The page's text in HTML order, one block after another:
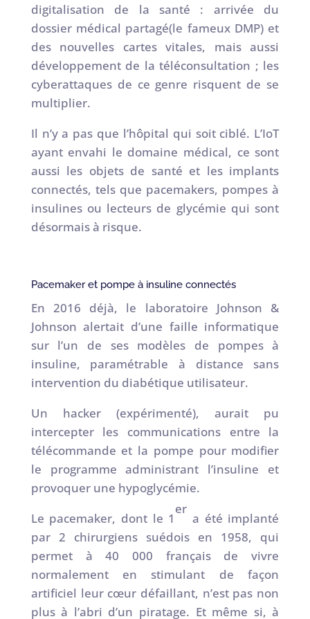
digitalisation de la santé : arrivée du
dossier médical partagé(le fameux DMP) et
des nouvelles cartes vitales, mais aussi
développement de la téléconsultation ; les
cyberattaques de ce genre risquent de se
multiplier.
Il n’y a pas que l’hôpital qui soit ciblé. L’IoT
ayant envahi le domaine médical, ce sont
aussi les objets de santé et les implants
connectés, tels que pacemakers, pompes à
insulines ou lecteurs de glycémie qui sont
désormais à risque.
Pacemaker et pompe à insuline connectés
En 2016 déjà, le laboratoire Johnson &
Johnson alertait d’une faille informatique
sur l’un de ses modèles de pompes à
insuline, paramétrable à distance sans
intervention du diabétique utilisateur.
Un hacker (expérimenté), aurait pu
intercepter les communications entre la
télécommande et la pompe pour modifier
le programme administrant l’insuline et
provoquer une hypoglycémie.
Le pacemaker, dont le 1
er
a été implanté
par 2 chirurgiens suédois en 1958, qui
permet à 40 000 français de vivre
normalement en stimulant de façon
artificiel leur cœur défaillant, n’est pas non
plus à l’abri d’un piratage. Et même si, à